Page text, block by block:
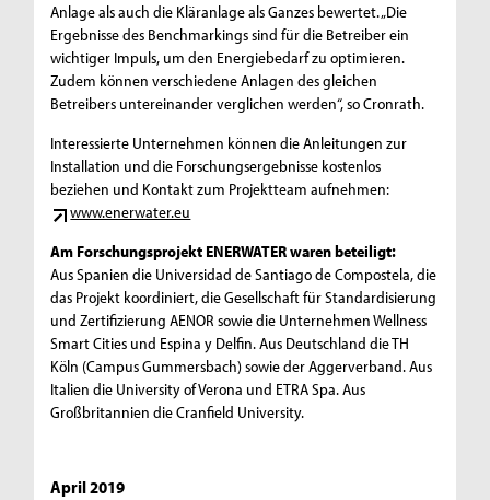
Anlage als auch die Kläranlage als Ganzes bewertet. „Die
Ergebnisse des Benchmarkings sind für die Betreiber ein
wichtiger Impuls, um den Energiebedarf zu optimieren.
Zudem können verschiedene Anlagen des gleichen
Betreibers untereinander verglichen werden“, so Cronrath.
Interessierte Unternehmen können die Anleitungen zur
Installation und die Forschungsergebnisse kostenlos
beziehen und Kontakt zum Projektteam aufnehmen:
www.enerwater.eu
Am Forschungsprojekt ENERWATER waren beteiligt:
Aus Spanien die Universidad de Santiago de Compostela, die
das Projekt koordiniert, die Gesellschaft für Standardisierung
und Zertifizierung AENOR sowie die Unternehmen Wellness
Smart Cities und Espina y Delfin. Aus Deutschland die TH
Köln (Campus Gummersbach) sowie der Aggerverband. Aus
Italien die University of Verona und ETRA Spa. Aus
Großbritannien die Cranfield University.
April 2019